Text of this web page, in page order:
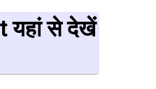
यहां से देखें